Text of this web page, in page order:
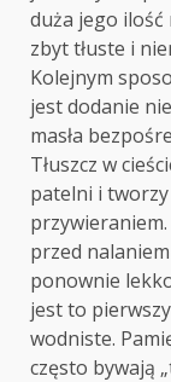
duża jego ilość
zbyt tłuste i
Kolejnym
jest dodanie
masła
Tłuszcz w
patelni i
przed
ponownie
jest to
wodniste.
często bywają